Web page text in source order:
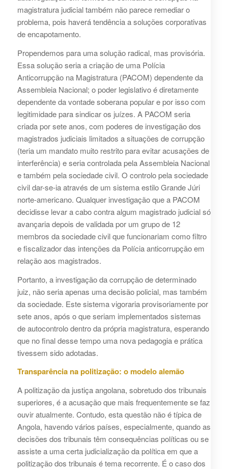
magistratura judicial também não parece remediar o
problema, pois haverá tendência a soluções corporativas
de encapotamento.
Propendemos para uma solução radical, mas provisória.
Essa solução seria a criação de uma Polícia
Anticorrupção na Magistratura (PACOM) dependente da
Assembleia Nacional; o poder legislativo é diretamente
dependente da vontade soberana popular e por isso com
legitimidade para sindicar os juízes. A PACOM seria
criada por sete anos, com poderes de investigação dos
magistrados judiciais limitados a situações de corrupção
(teria um mandato muito restrito para evitar acusações de
interferência) e seria controlada pela Assembleia Nacional
e também pela sociedade civil. O controlo pela sociedade
civil dar-se-ia através de um sistema estilo Grande Júri
norte-americano. Qualquer investigação que a PACOM
decidisse levar a cabo contra algum magistrado judicial só
avançaria depois de validada por um grupo de 12
membros da sociedade civil que funcionariam como filtro
e fiscalizador das intenções da Polícia anticorrupção em
relação aos magistrados.
Portanto, a investigação da corrupção de determinado
juiz, não seria apenas uma decisão policial, mas também
da sociedade. Este sistema vigoraria provisoriamente por
sete anos, após o que seriam implementados sistemas
de autocontrolo dentro da própria magistratura, esperando
que no final desse tempo uma nova pedagogia e prática
tivessem sido adotadas.
Transparência na politização: o modelo alemão
A politização da justiça angolana, sobretudo dos tribunais
superiores, é a acusação que mais frequentemente se faz
ouvir atualmente. Contudo, esta questão não é típica de
Angola, havendo vários países, especialmente, quando as
decisões dos tribunais têm consequências políticas ou se
assiste a uma certa judicialização da política em que a
politização dos tribunais é tema recorrente. É o caso dos